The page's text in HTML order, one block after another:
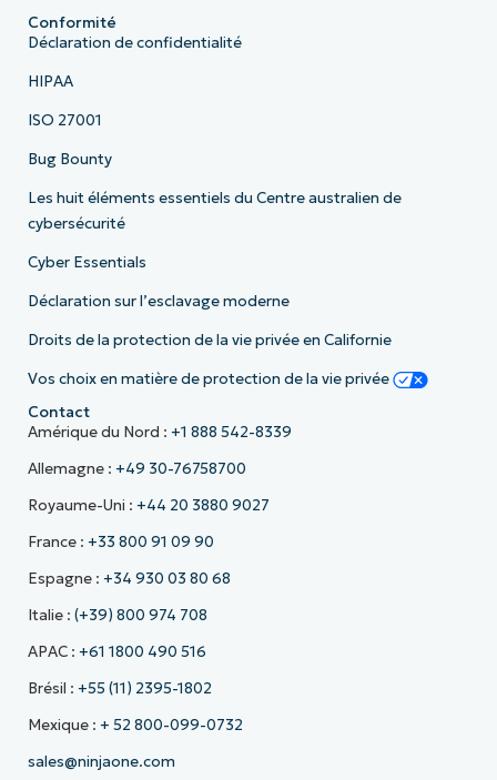
Conformité
Déclaration de confidentialité
HIPAA
ISO 27001
Bug Bounty
Les huit éléments essentiels du Centre australien de
cybersécurité
Cyber Essentials
Déclaration sur l’esclavage moderne
Droits de la protection de la vie privée en Californie
Vos choix en matière de protection de la vie privée
Contact
Amérique du Nord : +1 888 542-8339
Allemagne : +49 30-76758700
Royaume-Uni : +44 20 3880 9027
France : +33 800 91 09 90
Espagne : +34 930 03 80 68
Italie : (+39) 800 974 708
APAC : +61 1800 490 516
Brésil : +55 (11) 2395-1802
Mexique : + 52 800-099-0732
sales@ninjaone.com